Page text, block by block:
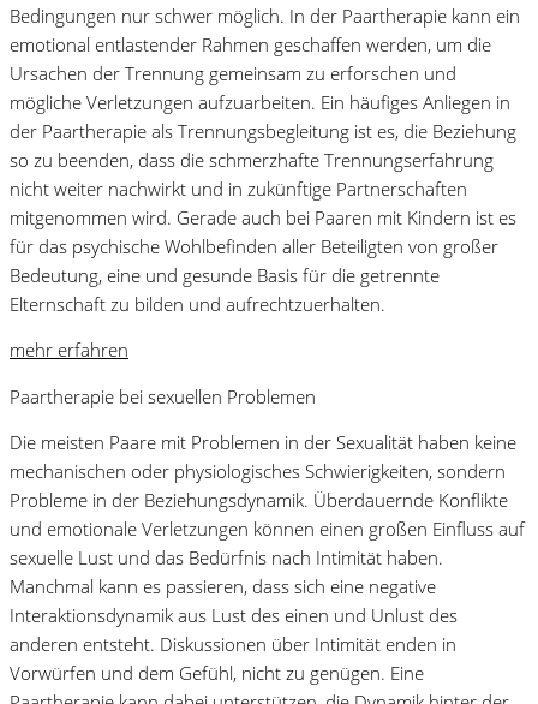
Bedingungen nur schwer möglich. In der Paartherapie kann ein
emotional entlastender Rahmen geschaffen werden, um die
Ursachen der Trennung gemeinsam zu erforschen und
mögliche Verletzungen aufzuarbeiten. Ein häufiges Anliegen in
der Paartherapie als Trennungsbegleitung ist es, die Beziehung
so zu beenden, dass die schmerzhafte Trennungserfahrung
nicht weiter nachwirkt und in zukünftige Partnerschaften
mitgenommen wird. Gerade auch bei Paaren mit Kindern ist es
für das psychische Wohlbefinden aller Beteiligten von großer
Bedeutung, eine und gesunde Basis für die getrennte
Elternschaft zu bilden und aufrechtzuerhalten.
mehr erfahren
Paartherapie bei sexuellen Problemen
Die meisten Paare mit Problemen in der Sexualität haben keine
mechanischen oder physiologisches Schwierigkeiten, sondern
Probleme in der Beziehungsdynamik. Überdauernde Konflikte
und emotionale Verletzungen können einen großen Einfluss auf
sexuelle Lust und das Bedürfnis nach Intimität haben.
Manchmal kann es passieren, dass sich eine negative
Interaktionsdynamik aus Lust des einen und Unlust des
anderen entsteht. Diskussionen über Intimität enden in
Vorwürfen und dem Gefühl, nicht zu genügen. Eine